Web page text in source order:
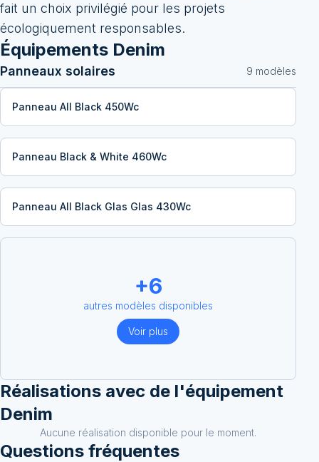
fait un choix privilégié pour les projets
écologiquement responsables.
Équipements Denim
Panneaux solaires 9 modèles
Panneau All Black 450Wc
Panneau Black & White 460Wc
Panneau All Black Glas Glas 430Wc
+6
autres modèles disponibles
Voir plus
Réalisations avec de l'équipement
Denim
Aucune réalisation disponible pour le moment.
Questions fréquentes